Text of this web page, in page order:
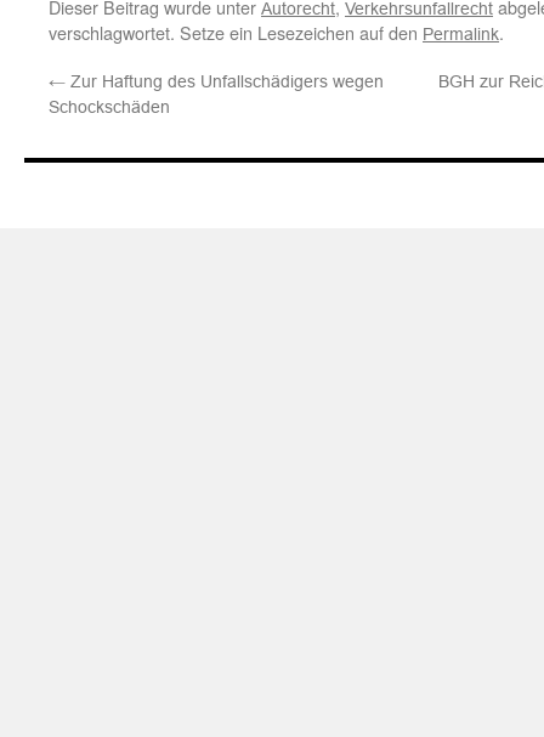
Dieser Beitrag wurde unter Autorecht, Verkehrsunfallrecht
verschlagwortet. Setze ein Lesezeichen auf den Permalink.
← Zur Haftung des Unfallschädigers wegen
Schockschäden
BGH zur